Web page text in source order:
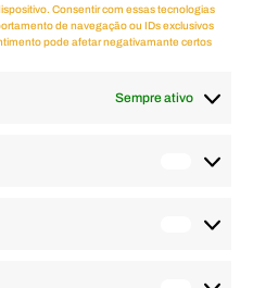
Consentir com essas tecnologias
de navegação ou IDs exclusivos
pode afetar negativamante certos
Sempre ativo